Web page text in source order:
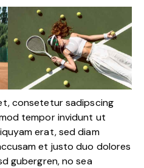
consetetur sadipscing
tempor invidunt ut
erat, sed diam
et justo duo dolores
gubergren, no sea